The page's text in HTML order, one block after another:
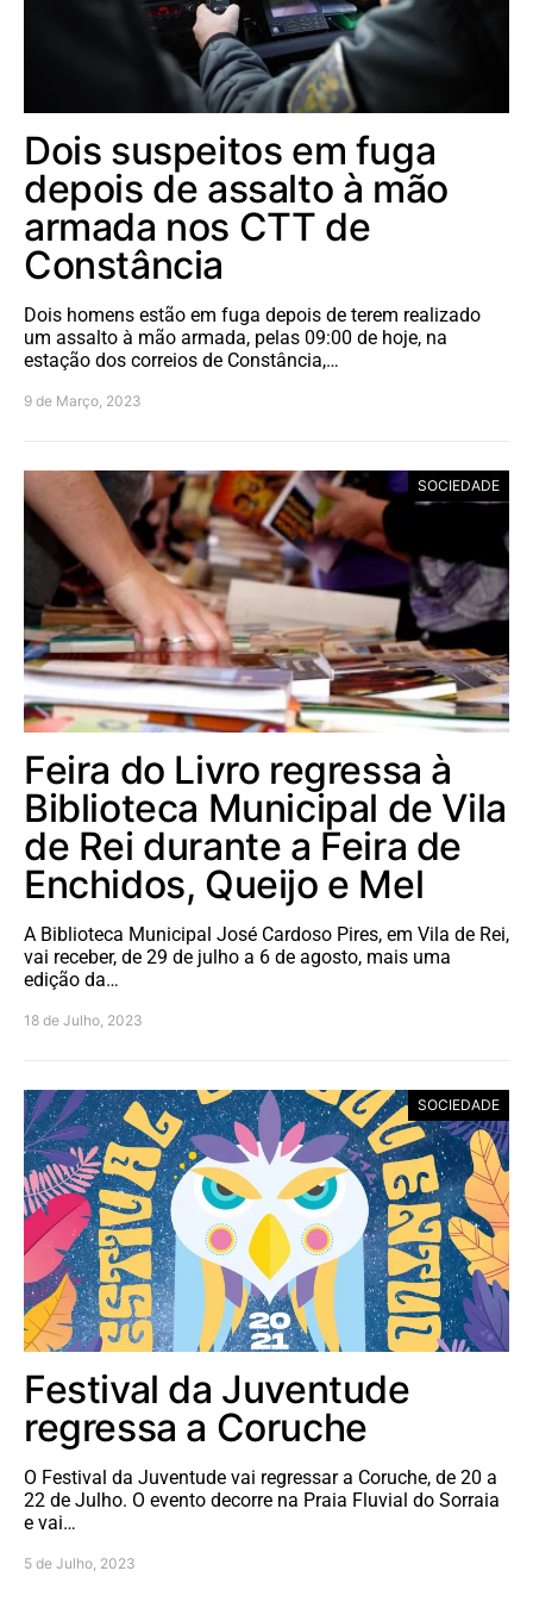
Dois suspeitos em fuga
depois de assalto à mão
armada nos CTT de
Constância
Dois homens estão em fuga depois de terem realizado
um assalto à mão armada, pelas 09:00 de hoje, na
estação dos correios de Constância,…
9 de Março, 2023
SOCIEDADE
Feira do Livro regressa à
Biblioteca Municipal de Vila
de Rei durante a Feira de
Enchidos, Queijo e Mel
A Biblioteca Municipal José Cardoso Pires, em Vila de Rei,
vai receber, de 29 de julho a 6 de agosto, mais uma
edição da…
18 de Julho, 2023
SOCIEDADE
Festival da Juventude
regressa a Coruche
O Festival da Juventude vai regressar a Coruche, de 20 a
22 de Julho. O evento decorre na Praia Fluvial do Sorraia
e vai…
5 de Julho, 2023